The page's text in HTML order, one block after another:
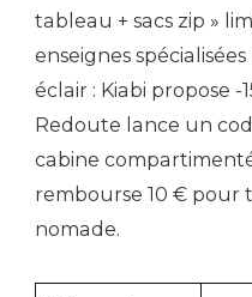
tableau + sacs zip »
enseignes
éclair : Kiabi propose -
Redoute lance un
cabine
rembourse 10 € pour
nomade.